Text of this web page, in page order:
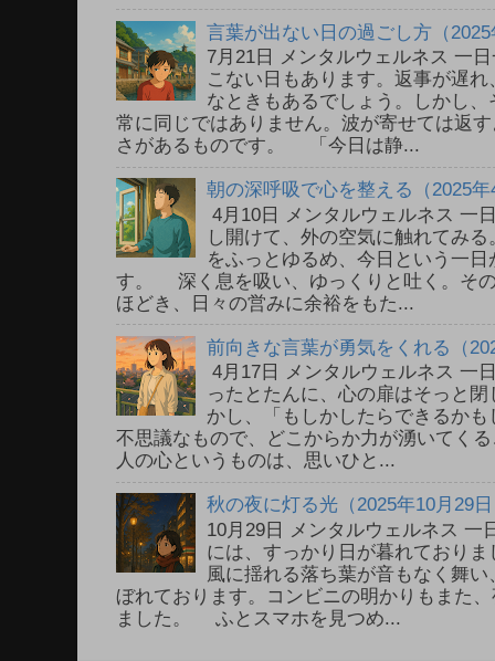
言葉が出ない日の過ごし方（
7月21日 メンタルウェルネス 一
こない日もあります。返事が遅
なときもあるでしょう。しかし
常に同じではありません。波が寄せては返
さがあるものです。 「今日は静...
朝の深呼吸で心を整える（2025
4月10日 メンタルウェルネス
し開けて、外の空気に触れてみ
をふっとゆるめ、今日という一
す。 深く息を吸い、ゆっくりと吐く。そ
ほどき、日々の営みに余裕をもた...
前向きな言葉が勇気をくれる（
4月17日 メンタルウェルネス
ったとたんに、心の扉はそっと
かし、「もしかしたらできるか
不思議なもので、どこからか力が湧いて
人の心というものは、思いひと...
秋の夜に灯る光（2025年10月29
10月29日 メンタルウェルネス
には、すっかり日が暮れており
風に揺れる落ち葉が音もなく舞
ぼれております。コンビニの明かりもまた
ました。 ふとスマホを見つめ...